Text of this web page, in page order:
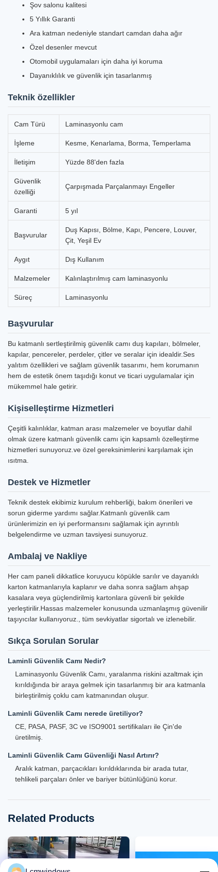
Şov salonu kalitesi
5 Yıllık Garanti
Ara katman nedeniyle standart camdan daha ağır
Özel desenler mevcut
Otomobil uygulamaları için daha iyi koruma
Dayanıklılık ve güvenlik için tasarlanmış
Teknik özellikler
Cam Türü Laminasyonlu cam
İşleme Kesme, Kenarlama, Borma, Temperlama
İletişim Yüzde 88'den fazla
Güvenlik
özelliği
Çarpışmada Parçalanmayı Engeller
Garanti 5 yıl
Başvurular
Duş Kapısı, Bölme, Kapı, Pencere, Louver,
Çit, Yeşil Ev
Aygıt Dış Kullanım
Malzemeler Kalınlaştırılmış cam laminasyonlu
Süreç Laminasyonlu
Başvurular
Bu katmanlı sertleştirilmiş güvenlik camı duş kapıları, bölmeler,
kapılar, pencereler, perdeler, çitler ve seralar için idealdir.Ses
yalıtım özellikleri ve sağlam güvenlik tasarımı, hem korumanın
hem de estetik önem taşıdığı konut ve ticari uygulamalar için
mükemmel hale getirir.
Kişiselleştirme Hizmetleri
Çeşitli kalınlıklar, katman arası malzemeler ve boyutlar dahil
olmak üzere katmanlı güvenlik camı için kapsamlı özelleştirme
hizmetleri sunuyoruz.ve özel gereksinimlerini karşılamak için
ısıtma.
Destek ve Hizmetler
Teknik destek ekibimiz kurulum rehberliği, bakım önerileri ve
sorun giderme yardımı sağlar.Katmanlı güvenlik cam
ürünlerimizin en iyi performansını sağlamak için ayrıntılı
belgelendirme ve uzman tavsiyesi sunuyoruz.
Ambalaj ve Nakliye
Her cam paneli dikkatlice koruyucu köpükle sarılır ve dayanıklı
karton katmanlarıyla kaplanır ve daha sonra sağlam ahşap
kasalara veya güçlendirilmiş kartonlara güvenli bir şekilde
yerleştirilir.Hassas malzemeler konusunda uzmanlaşmış güvenilir
taşıyıcılar kullanıyoruz., tüm sevkiyatlar sigortalı ve izlenebilir.
Sıkça Sorulan Sorular
Laminli Güvenlik Camı Nedir?
Laminasyonlu Güvenlik Camı, yaralanma riskini azaltmak için
kırıldığında bir araya gelmek için tasarlanmış bir ara katmanla
birleştirilmiş çoklu cam katmanından oluşur.
Laminli Güvenlik Camı nerede üretiliyor?
CE, PASA, PASF, 3C ve ISO9001 sertifikaları ile Çin'de
üretilmiş.
Laminli Güvenlik Camı Güvenliği Nasıl Artırır?
Aralık katman, parçacıkları kırıldıklarında bir arada tutar,
tehlikeli parçaları önler ve bariyer bütünlüğünü korur.
Related Products